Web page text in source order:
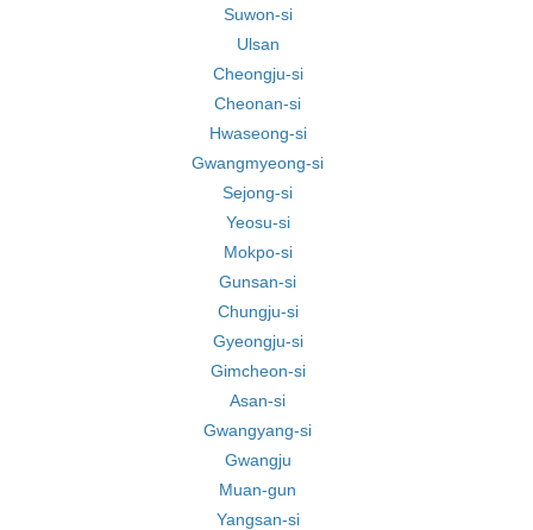
Suwon-si
Ulsan
Cheongju-si
Cheonan-si
Hwaseong-si
Gwangmyeong-si
Sejong-si
Yeosu-si
Mokpo-si
Gunsan-si
Chungju-si
Gyeongju-si
Gimcheon-si
Asan-si
Gwangyang-si
Gwangju
Muan-gun
Yangsan-si